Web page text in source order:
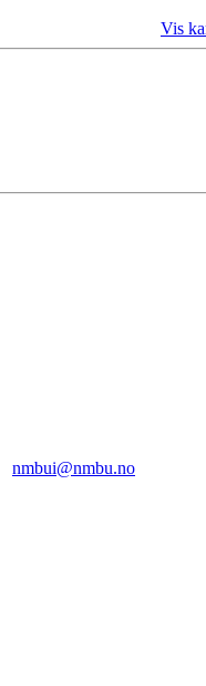
Vis
nmbui@nmbu.no